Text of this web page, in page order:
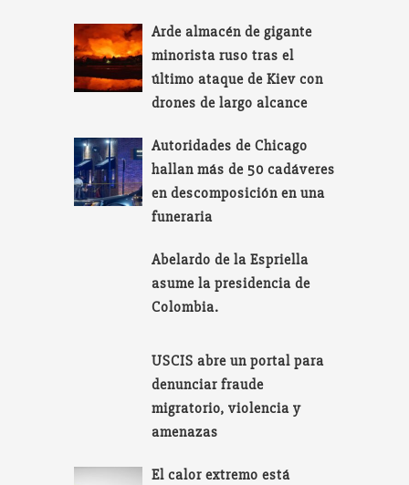
Arde almacén de gigante
minorista ruso tras el
último ataque de Kiev con
drones de largo alcance
Autoridades de Chicago
hallan más de 50 cadáveres
en descomposición en una
funeraria
Abelardo de la Espriella
asume la presidencia de
Colombia.
USCIS abre un portal para
denunciar fraude
migratorio, violencia y
amenazas
El calor extremo está